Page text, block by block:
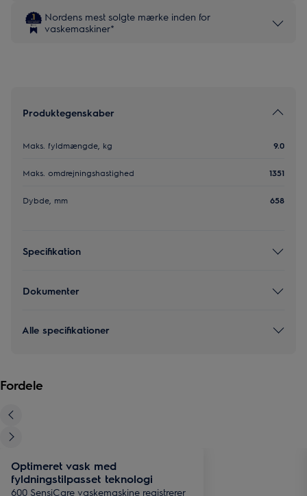
Nordens mest solgte mærke inden for
vaskemaskiner*
Produktegenskaber
Maks. fyldmængde, kg 9.0
Maks. omdrejningshastighed 1351
Dybde, mm 658
Specifikation
Dokumenter
Alle specifikationer
Fordele
Optimeret vask med
fyldningstilpasset teknologi
600 SensiCare vaskemaskine registrerer